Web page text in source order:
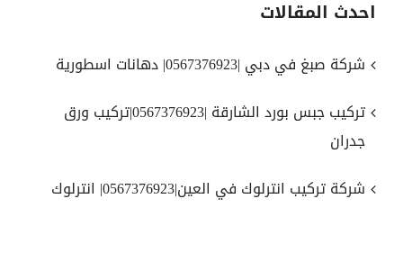
احدث المقالات
شركة صبغ في دبي |0567376923| دهانات اسطورية
تركيب جبس بورد الشارقة |0567376923|تركيب ورق
جدران
شركة تركيب انترلوك في العين|0567376923| انترلوك